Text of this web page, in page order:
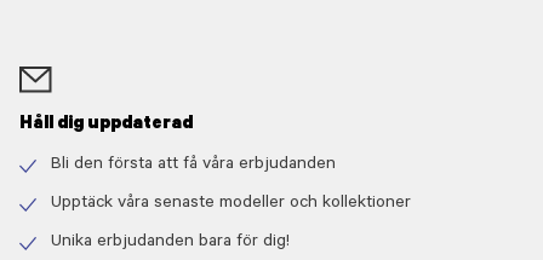
Håll dig uppdaterad
icon
Bli den första att få våra erbjudanden
icon
Upptäck våra senaste modeller och kollektioner
Unika erbjudanden bara för dig!